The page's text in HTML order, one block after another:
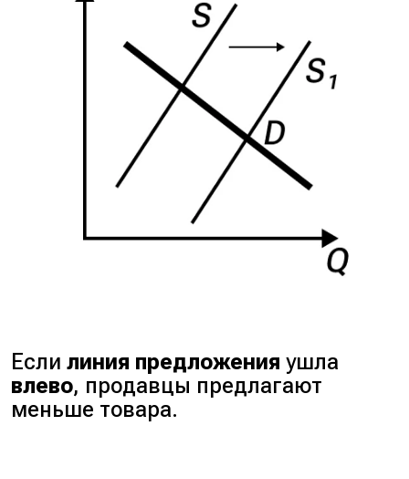
Еслилиния предложения ушла
влево, продавцы предлагают
меньше товара.